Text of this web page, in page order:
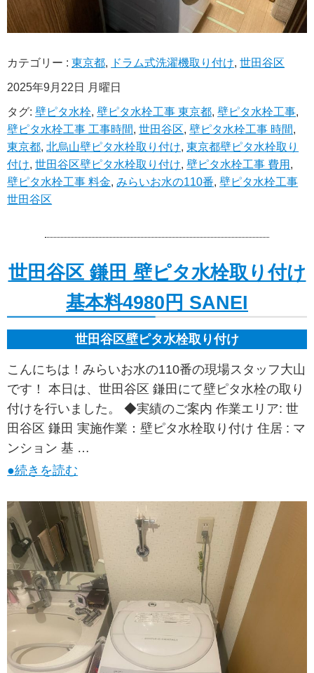
カテゴリー :東京都, ドラム式洗濯機取り付け,世田谷区
2025年9月22日 月曜日
タグ:壁ピタ水栓,壁ピタ水栓工事 東京都,壁ピタ水栓工事,
壁ピタ水栓工事 工事時間,世田谷区,壁ピタ水栓工事 時間,
東京都,北烏山壁ピタ水栓取り付け,東京都壁ピタ水栓取り
付け,世田谷区壁ピタ水栓取り付け,壁ピタ水栓工事 費用 ,
壁ピタ水栓工事 料金,みらいお水の110番,壁ピタ水栓工事
世田谷区
世田谷区 鎌田 壁ピタ水栓取り付け
基本料4980円 SANEI
世田谷区壁ピタ水栓取り付け
こんにちは！みらいお水の110番の現場スタッフ大山
です！ 本日は、世田谷区 鎌田にて壁ピタ水栓の取り
付けを行いました。 ◆実績のご案内 作業エリア: 世
田谷区 鎌田 実施作業：壁ピタ水栓取り付け 住居 : マ
ンション 基 …
●続きを読む